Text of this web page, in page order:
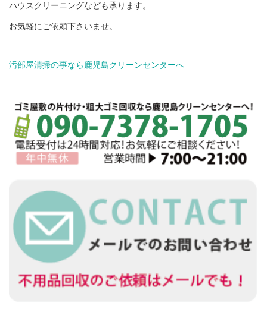
ハウスクリーニングなども承ります。
お気軽にご依頼下さいませ。
汚部屋清掃の事なら鹿児島クリーンセンターへ